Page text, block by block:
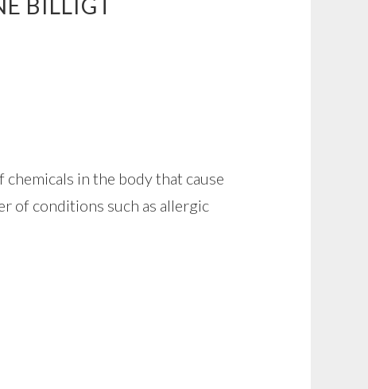
BILLIGT
in the body that cause
of conditions such as allergic